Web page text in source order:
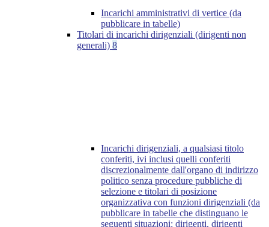
Incarichi amministrativi di vertice (da
pubblicare in tabelle)
Titolari di incarichi dirigenziali (dirigenti non
generali) 8
Incarichi dirigenziali, a qualsiasi titolo
conferiti, ivi inclusi quelli conferiti
discrezionalmente dall'organo di indirizzo
politico senza procedure pubbliche di
selezione e titolari di posizione
organizzativa con funzioni dirigenziali (da
pubblicare in tabelle che distinguano le
seguenti situazioni: dirigenti, dirigenti